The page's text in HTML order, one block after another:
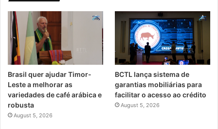
Brasil quer ajudar Timor-
Leste a melhorar as
variedades de café arábica e
robusta
August 5, 2026
BCTL lança sistema de
garantias mobiliárias para
facilitar o acesso ao crédito
August 5, 2026